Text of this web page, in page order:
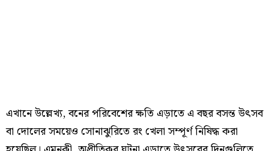
এখানে উল্লেখ্য, বনের পরিবেশের ক্ষতি এড়াতে এ বছর বসন্ত উৎসব
বা দোলের সময়েও সোনাঝুরিতে রং খেলা সম্পূর্ণ নিষিদ্ধ করা